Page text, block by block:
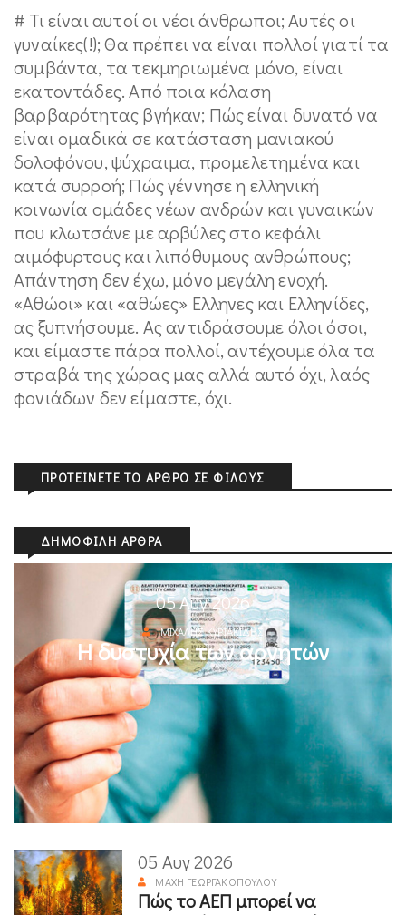
# Τι είναι αυτοί οι νέοι άνθρωποι; Αυτές οι
γυναίκες(!); Θα πρέπει να είναι πολλοί γιατί τα
συμβάντα, τα τεκμηριωμένα μόνο, είναι
εκατοντάδες. Από ποια κόλαση
βαρβαρότητας βγήκαν; Πώς είναι δυνατό να
είναι ομαδικά σε κατάσταση μανιακού
δολοφόνου, ψύχραιμα, προμελετημένα και
κατά συρροή; Πώς γέννησε η ελληνική
κοινωνία ομάδες νέων ανδρών και γυναικών
που κλωτσάνε με αρβύλες στο κεφάλι
αιμόφυρτους και λιπόθυμους ανθρώπους;
Απάντηση δεν έχω, μόνο μεγάλη ενοχή.
«Αθώοι» και «αθώες» Ελληνες και Ελληνίδες,
ας ξυπνήσουμε. Ας αντιδράσουμε όλοι όσοι,
και είμαστε πάρα πολλοί, αντέχουμε όλα τα
στραβά της χώρας μας αλλά αυτό όχι, λαός
φονιάδων δεν είμαστε, όχι.
ΠΡΟΤΕΊΝΕΤΕ ΤΟ ΆΡΘΡΟ ΣΕ ΦΊΛΟΥΣ
ΔΗΜΟΦΙΛΉ ΆΡΘΡΑ
05 Αυγ 2026
ΜΙΧΆΛΗΣ ΚΥΡΙΑΚΊΔΗΣ
Η δυστυχία των αρνητών
05 Αυγ 2026
ΜΆΧΗ ΓΕΩΡΓΑΚΟΠΟΎΛΟΥ
Πώς το ΑΕΠ μπορεί να